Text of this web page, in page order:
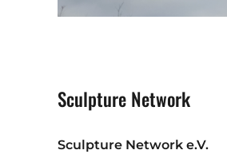
Sculpture Network
Sculpture Network e.V.